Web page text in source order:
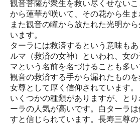
観音菩薩が衆生を救い尽くせない
から蓮華が咲いて、その花から生ま
また観音の瞳から放たれた光明か
います。
ターラには救済するという意味も
ルマ（救済の女神）といわれ、女
マという名前を名づけることも多い
観音の救済する手から漏れたもの
女尊として厚く信仰されています。
いくつかの種類がありますが、と
ーラの人気が高いです。白ターラ
すと信じられています。長寿三尊